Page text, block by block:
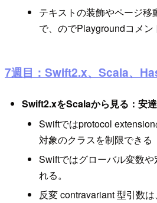
テキストの装飾やページ移
で、のでPlaygroundコメ
7週目：Swift2.x、Scala、
Swift2.xをScalaから見る：安
Swiftではprotocol
対象のクラスを制限できる
Swiftではグローバル変数
れる。
反変 contravariant 型引数